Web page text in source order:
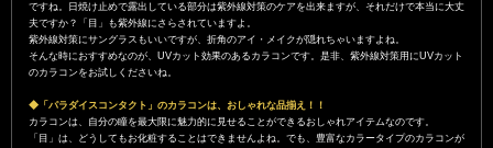
ですね。日焼け止めで露出している部分は紫外線対策のケアを出来ますが、それだけで本当に大丈
夫ですか？「目」も紫外線にさらされていますよ。
紫外線対策にサングラスもいいですが、折角のアイ・メイクが隠れちゃいますよね。
そんな時におすすめなのが、UVカット効果のあるカラコンです。是非、紫外線対策用にUVカット
のカラコンをお試しくださいね。
◆「パラダイスコンタクト」のカラコンは、おしゃれな品揃え！！
カラコンは、自分の瞳を最大限に魅力的に見せることができるおしゃれアイテムなのです。
「目」は、どうしてもお化粧することはできませんよね。でも、豊富なカラータイプのカラコンが